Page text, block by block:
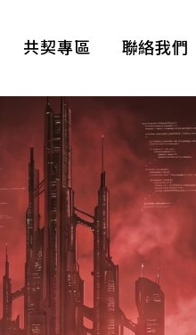
共契專區 聯絡我們
N-Partner
新夥伴科技股份有限公司
Technologies Co., Ltd.)成
總部位於台灣台中市，專
據(Big Data)蒐集、儲存與
域，以及AI科技的搭載運用
世代的「網管+資安」的高
QSAN 廣盛科技
QSAN 廣盛科技是 IT 產業
者，致力於資料儲存和保護